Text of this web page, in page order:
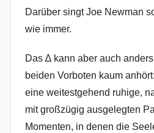
Darüber singt Joe Newman
wie immer.
Das ∆ kann aber auch
beiden Vorboten kaum
eine weitestgehend ruhige,
mit großzügig ausgelegten
Momenten, in denen die